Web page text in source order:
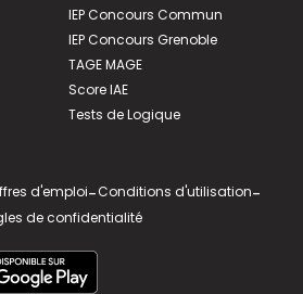
IEP Concours Commun
IEP Concours Grenoble
TAGE MAGE
Score IAE
Tests de Logique
d'emploi-Conditions d'utilisation-
de confidentialité